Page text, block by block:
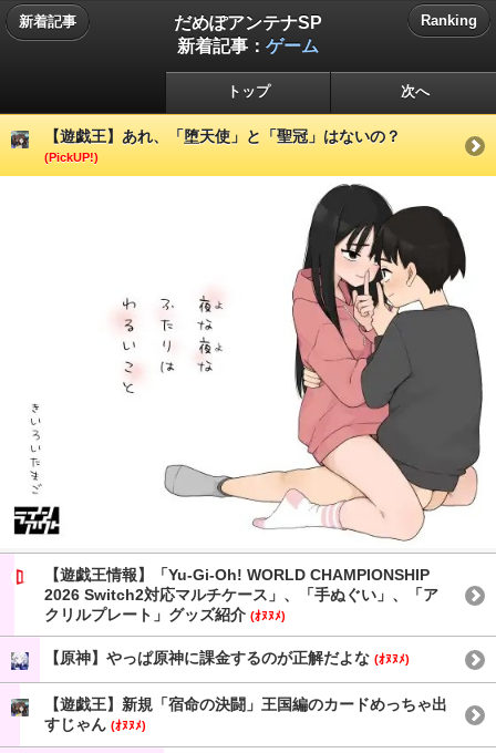
新着記事
だめぽアンテナSP
新着記事： ゲーム
Ranking
トップ 次へ
【遊戯王】あれ、「堕天使」と「聖冠」はないの？
(PickUP!)
【遊戯王情報】「Yu-Gi-Oh! WORLD CHAMPIONSHIP
2026 Switch2対応マルチケース」、「手ぬぐい」、「ア
クリルプレート」グッズ紹介 (ｵﾇﾇﾒ)
【原神】やっぱ原神に課金するのが正解だよな (ｵﾇﾇﾒ)
【遊戯王】新規「宿命の決闘」王国編のカードめっちゃ出
すじゃん (ｵﾇﾇﾒ)